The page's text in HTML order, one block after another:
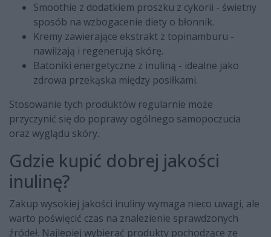
Smoothie z dodatkiem proszku z cykorii - świetny
sposób na wzbogacenie diety o błonnik.
Kremy zawierające ekstrakt z topinamburu -
nawilżają i regenerują skórę.
Batoniki energetyczne z inuliną - idealne jako
zdrowa przekąska między posiłkami.
Stosowanie tych produktów regularnie może
przyczynić się do poprawy ogólnego samopoczucia
oraz wyglądu skóry.
Gdzie kupić dobrej jakości
inulinę?
Zakup wysokiej jakości inuliny wymaga nieco uwagi, ale
warto poświęcić czas na znalezienie sprawdzonych
źródeł. Najlepiej wybierać produkty pochodzące ze